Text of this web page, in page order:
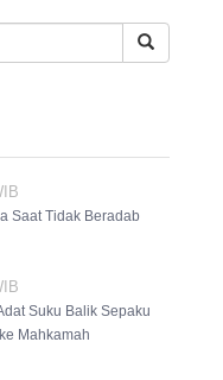
Saat Tidak Beradab
Suku Balik Sepaku
Mahkamah